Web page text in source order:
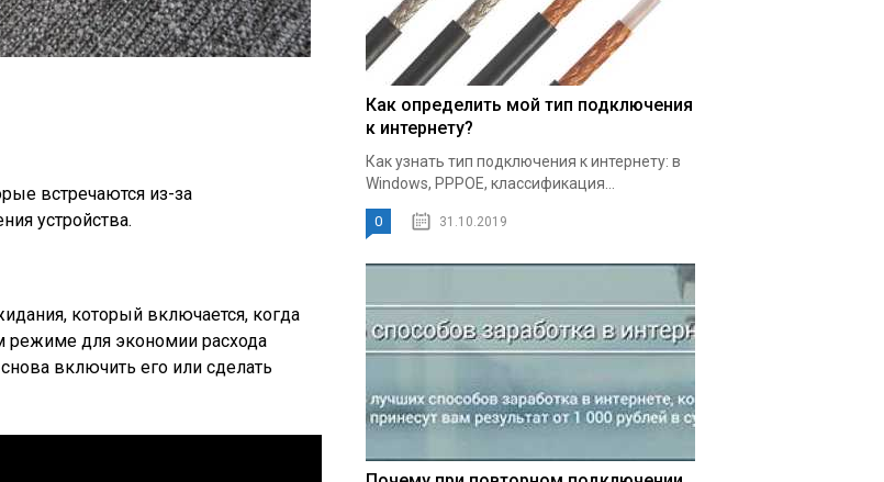
встречаются из-за
устройства.
который включается, когда
режиме для экономии расхода
включить его или сделать
Как определить мой тип подключения
к интернету?
Как узнать тип подключения к интернету: в
Windows, PPPOE, классификация...
0 31.10.2019